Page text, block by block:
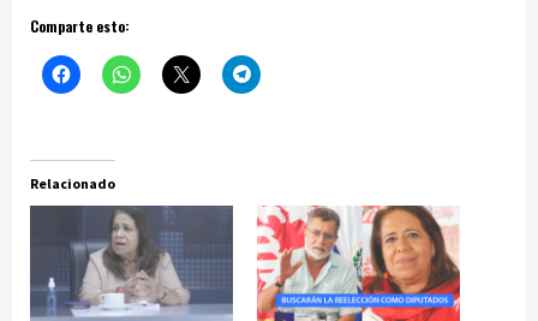
Comparte esto:
Relacionado